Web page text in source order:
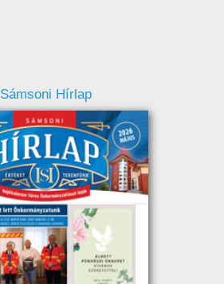
Sámsoni Hírlap